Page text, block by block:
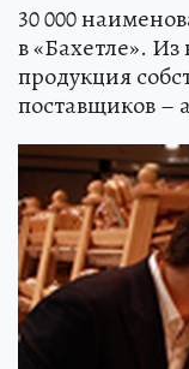
30 000
в «Бахетле».
продукция
поставщиков –